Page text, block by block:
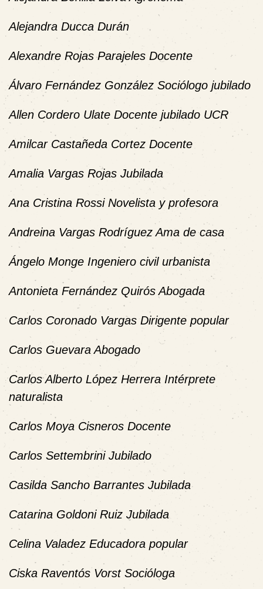
Alejandra Ducca Durán
Alexandre Rojas Parajeles Docente
Álvaro Fernández González Sociólogo jubilado
Allen Cordero Ulate Docente jubilado UCR
Amilcar Castañeda Cortez Docente
Amalia Vargas Rojas Jubilada
Ana Cristina Rossi Novelista y profesora
Andreina Vargas Rodríguez Ama de casa
Ángelo Monge Ingeniero civil urbanista
Antonieta Fernández Quirós Abogada
Carlos Coronado Vargas Dirigente popular
Carlos Guevara Abogado
Carlos Alberto López Herrera Intérprete
naturalista
Carlos Moya Cisneros Docente
Carlos Settembrini Jubilado
Casilda Sancho Barrantes Jubilada
Catarina Goldoni Ruiz Jubilada
Celina Valadez Educadora popular
Ciska Raventós Vorst Socióloga